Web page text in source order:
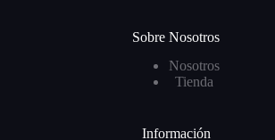
Sobre Nosotros
Nosotros
Tienda
Información